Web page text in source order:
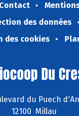
Contact
des données
des cookies
Du
du Puech
12100 Millau